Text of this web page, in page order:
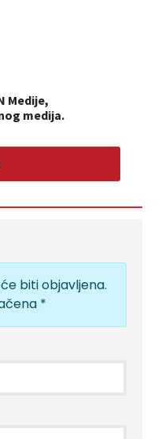
Medije,
medija.
biti objavljena.
*